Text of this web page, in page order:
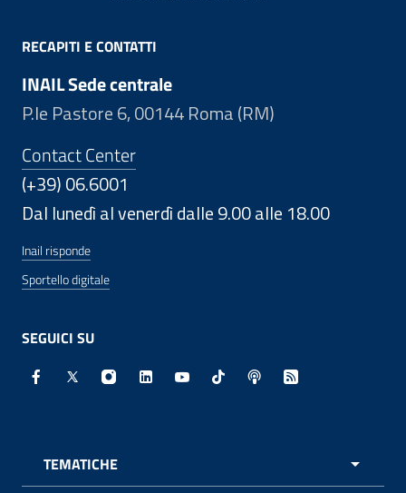
RECAPITI E CONTATTI
INAIL Sede centrale
P.le Pastore 6, 00144 Roma (RM)
Contact Center
(+39) 06.6001
Dal lunedì al venerdì dalle 9.00 alle 18.00
Inail risponde
Sportello digitale
SEGUICI SU
Facebook - Sito esterno - Apertura in nuova finestra
X - Sito esterno - Apertura in nuova finestra
Instagram - Sito esterno - Apertura in
Linkedin - Sito esterno - Apertura in
Youtube - Sito esterno -
TikTok - Sito esterno -
Spreaker - Sito
Feed RSS -
TEMATICHE